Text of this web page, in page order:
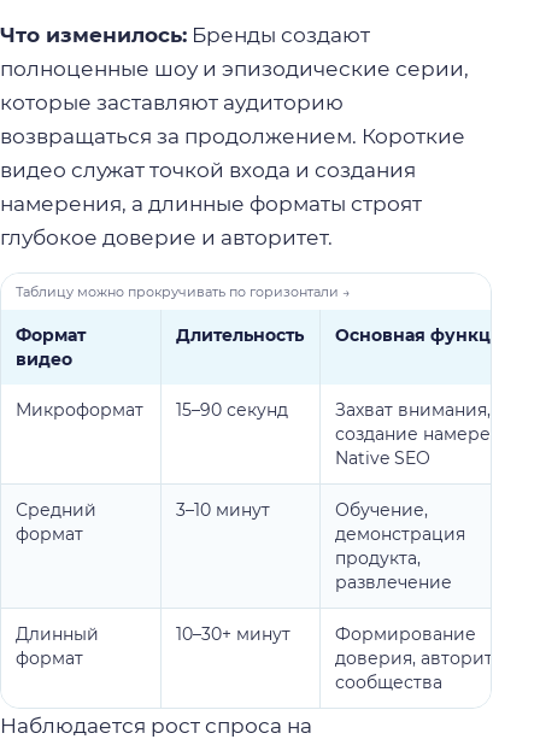
Что изменилось: Бренды создают
полноценные шоу и эпизодические серии,
которые заставляют аудиторию
возвращаться за продолжением. Короткие
видео служат точкой входа и создания
намерения, а длинные форматы строят
глубокое доверие и авторитет.
Формат
видео
Длительность Основная функция
Микроформат 15–90 секунд
Захват внимания,
создание намерения,
Native SEO
Средний
формат
3–10 минут
Обучение,
демонстрация
продукта,
развлечение
Длинный
формат
10–30+ минут
Формирование
доверия, авторитета,
сообщества
Наблюдается рост спроса на